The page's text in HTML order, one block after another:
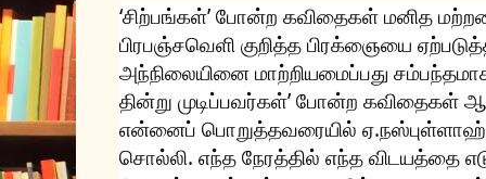
‘சிற்பங்கள்’ போன்ற கவிதைகள் மனித
பிரபஞ்சவெளி குறித்த பிரக்ஞையை
அந்நிலையினை மாற்றியமைப்பது
தின்று முடிப்பவர்கள்’ போன்ற கவிதைகள்
என்னைப் பொறுத்தவரையில் ஏ.நஸ்புள்ளாஹ்
சொல்லி. எந்த நேரத்தில் எந்த விடயத்தை